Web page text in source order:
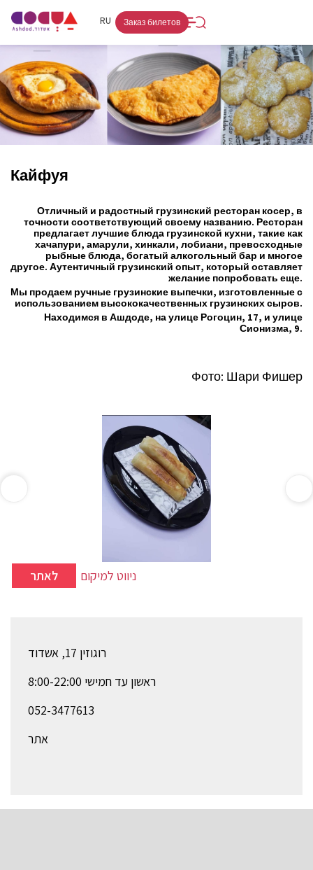
RU
HE
Заказ билетов
Кайфуя
Отличный и радостный грузинский ресторан косер, в
точности соответствующий своему названию. Ресторан
предлагает лучшие блюда грузинской кухни, такие как
хачапури, амарули, хинкали, лобиани, превосходные
рыбные блюда, богатый алкогольный бар и многое
другое. Аутентичный грузинский опыт, который оставляет
желание попробовать еще.
Мы продаем ручные грузинские выпечки, изготовленные с
использованием высококачественных грузинских сыров.
Находимся в Ашдоде, на улице Рогоцин, 17, и улице
Сионизма, 9.
Фото: Шари Фишер
לאתר ניווט למיקום
רוגוזין 17, אשדוד
ראשון עד חמישי 8:00-22:00
052-3477613
אתר